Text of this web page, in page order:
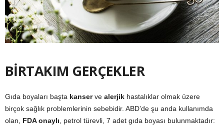
BİRTAKIM GERÇEKLER
Gıda boyaları başta kanserve alerjik hastalıklar olmak üzere
birçok sağlık problemlerinin sebebidir. ABD’de şu anda kullanımda
olan, FDA onaylı , petrol türevli, 7 adet gıda boyası bulunmaktadır: